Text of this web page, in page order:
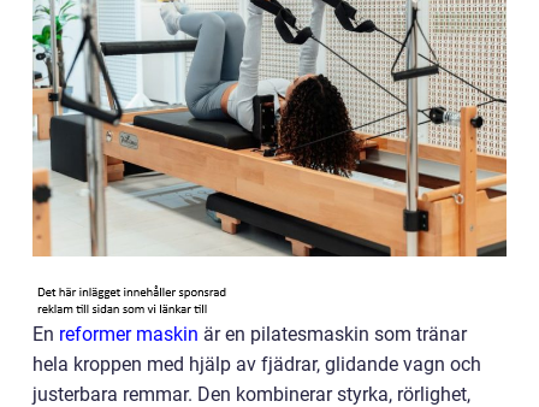
En reformer maskin är en pilatesmaskin som tränar
hela kroppen med hjälp av fjädrar, glidande vagn och
justerbara remmar. Den kombinerar styrka, rörlighet,